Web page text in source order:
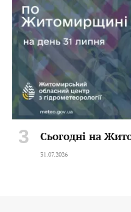
Сьогодні на
31.07.2026